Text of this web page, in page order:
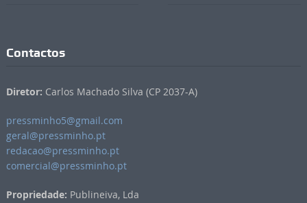
Contactos
Diretor: Carlos Machado Silva (CP 2037-A)
pressminho5@gmail.com
geral@pressminho.pt
redacao@pressminho.pt
comercial@pressminho.pt
Propriedade: Publineiva, Lda